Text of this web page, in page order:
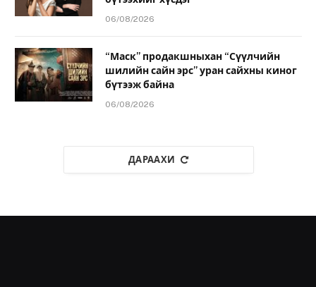
06/08/2026
“Маск” продакшныхан “Сүүлчийн
шилийн сайн эрс” уран сайхны киног
бүтээж байна
06/08/2026
ДАРААХИ